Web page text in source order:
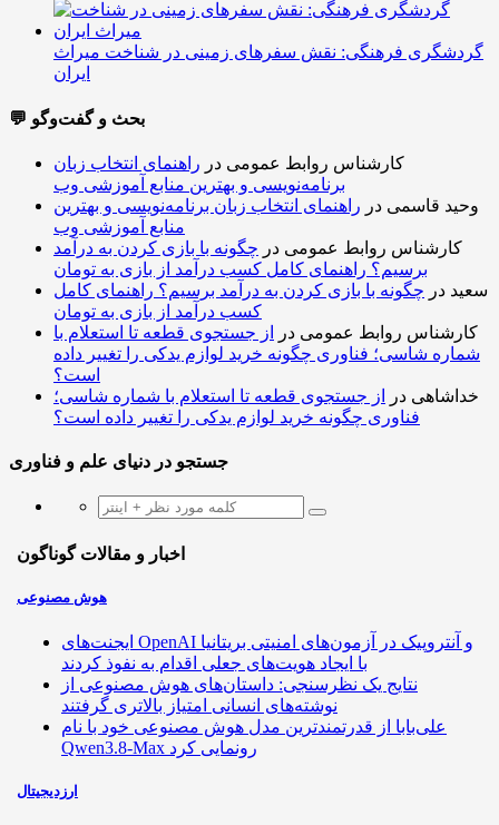
گردشگری فرهنگی: نقش سفرهای زمینی در شناخت میراث
ایران
💬 بحث و گفت‌وگو
کارشناس روابط عمومی در راهنمای انتخاب زبان
برنامه‌نویسی و بهترین منابع آموزشی وب
وحید قاسمی در راهنمای انتخاب زبان برنامه‌نویسی و بهترین
منابع آموزشی وب
کارشناس روابط عمومی در چگونه با بازی کردن به درآمد
برسیم؟ راهنمای کامل کسب درآمد از بازی به تومان
سعید در چگونه با بازی کردن به درآمد برسیم؟ راهنمای کامل
کسب درآمد از بازی به تومان
کارشناس روابط عمومی در
از جستجوی قطعه تا استعلام با
شماره شاسی؛ فناوری چگونه خرید لوازم یدکی را تغییر داده
است؟
خداشاهی در
از جستجوی قطعه تا استعلام با شماره شاسی؛
فناوری چگونه خرید لوازم یدکی را تغییر داده است؟
جستجو در دنیای علم و فناوری
اخبار و مقالات گوناگون
هوش مصنوعی
ایجنت‌های OpenAI و آنتروپیک در آزمون‌های امنیتی بریتانیا
با ایجاد هویت‌های جعلی اقدام به نفوذ کردند
نتایج یک نظرسنجی: داستان‌های هوش مصنوعی از
نوشته‌های انسانی امتیاز بالاتری گرفتند
علی‌بابا از قدرتمندترین مدل هوش مصنوعی خود با نام
Qwen3.8-Max رونمایی کرد
ارزدیجیتال